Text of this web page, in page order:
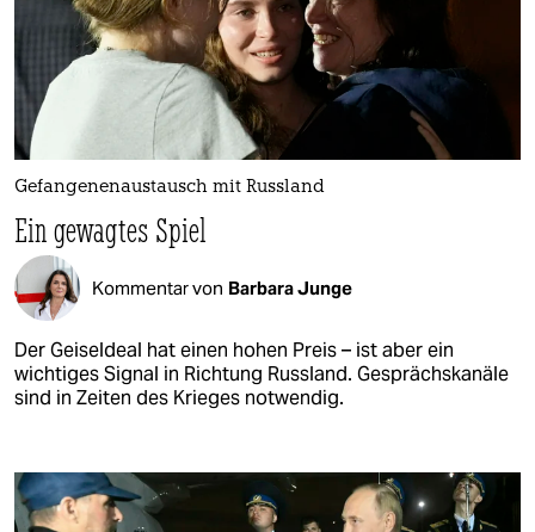
Gefangenenaustausch mit Russland
Ein gewagtes Spiel
Kommentar von Barbara Junge
Der Geiseldeal hat einen hohen Preis – ist aber ein
wichtiges Signal in Richtung Russland. Gesprächskanäle
sind in Zeiten des Krieges notwendig.